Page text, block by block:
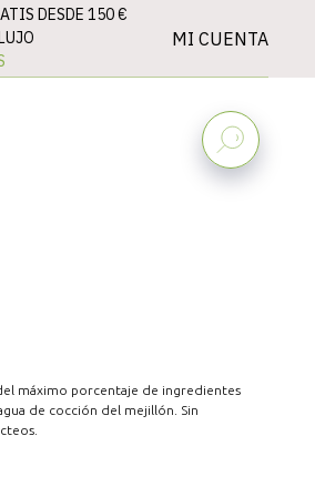
DESDE 150 €
MI CUENTA
máximo porcentaje de ingredientes
de cocción del mejillón . Sin